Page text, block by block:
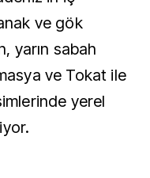
ve gök
yarın sabah
ve Tokat ile
yerel